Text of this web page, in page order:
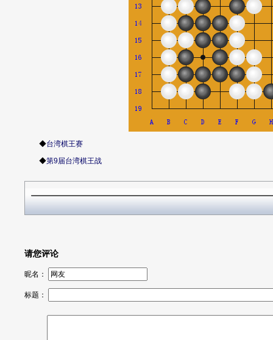
◆台湾棋王赛
◆第9届台湾棋王战
请您评论
昵名：
标题：